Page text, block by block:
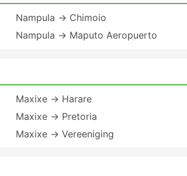
Nampula → Chimoio
Nampula → Maputo Aeropuerto
Maxixe → Harare
Maxixe → Pretoria
Maxixe → Vereeniging